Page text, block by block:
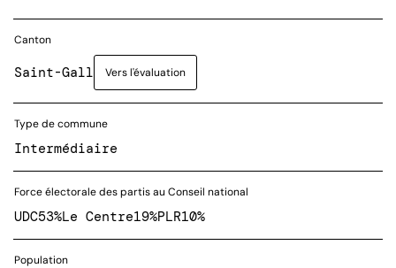
Canton
Saint-Gall Vers l'évaluation
Type de commune
Intermédiaire
Force électorale des partis au Conseil national
UDC53%Le Centre19%PLR10%
Population